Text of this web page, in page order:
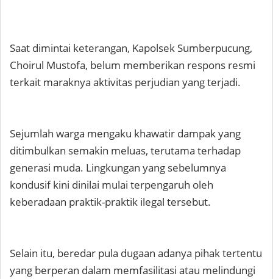
Saat dimintai keterangan, Kapolsek Sumberpucung,
Choirul Mustofa, belum memberikan respons resmi
terkait maraknya aktivitas perjudian yang terjadi.
Sejumlah warga mengaku khawatir dampak yang
ditimbulkan semakin meluas, terutama terhadap
generasi muda. Lingkungan yang sebelumnya
kondusif kini dinilai mulai terpengaruh oleh
keberadaan praktik-praktik ilegal tersebut.
Selain itu, beredar pula dugaan adanya pihak tertentu
yang berperan dalam memfasilitasi atau melindungi